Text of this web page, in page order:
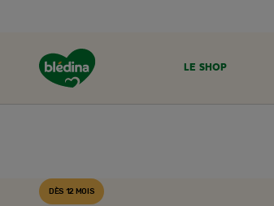
LE SHOP
RECETTES BLÉDINA
DÈS 12 MOIS